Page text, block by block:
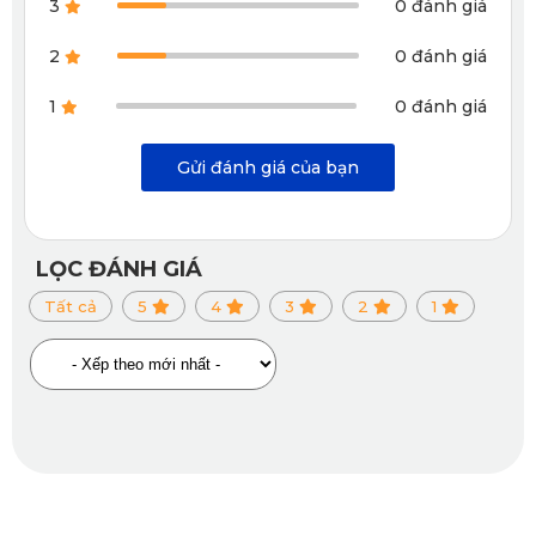
Thiết kế áo ghế ôm sát theo đúng dáng ghế nguyên bản của
VinFast VF8
1.5. Được sản xuất bởi KATA - thương hiệu
phụ kiện ô tô hàng đầu hiện nay
3 0 đánh giá
2 0 đánh giá
1 0 đánh giá
Gửi đánh giá của bạn
LỌC ĐÁNH GIÁ
Tất cả 5 4 3 2 1